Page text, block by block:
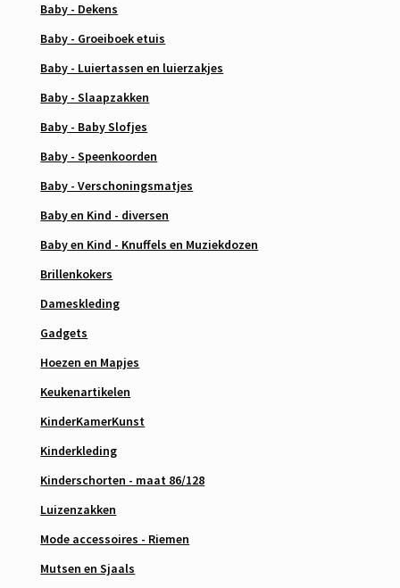
Baby - Dekens
Baby - Groeiboek etuis
Baby - Luiertassen en luierzakjes
Baby - Slaapzakken
Baby - Baby Slofjes
Baby - Speenkoorden
Baby - Verschoningsmatjes
Baby en Kind - diversen
Baby en Kind - Knuffels en Muziekdozen
Brillenkokers
Dameskleding
Gadgets
Hoezen en Mapjes
Keukenartikelen
KinderKamerKunst
Kinderkleding
Kinderschorten - maat 86/128
Luizenzakken
Mode accessoires - Riemen
Mutsen en Sjaals